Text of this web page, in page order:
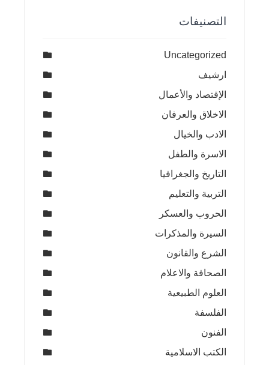
التصنيفات
Uncategorized
ارشيف
الإقتصاد والأعمال
الاخلاق والعرفان
الادب والخيال
الاسرة والطفل
التاريخ والجغرافيا
التربية والتعليم
الحروب والعسكر
السيرة والمذكرات
الشرع والقانون
الصحافة والاعلام
العلوم الطبيعية
الفلسفة
الفنون
الكتب الاسلامية